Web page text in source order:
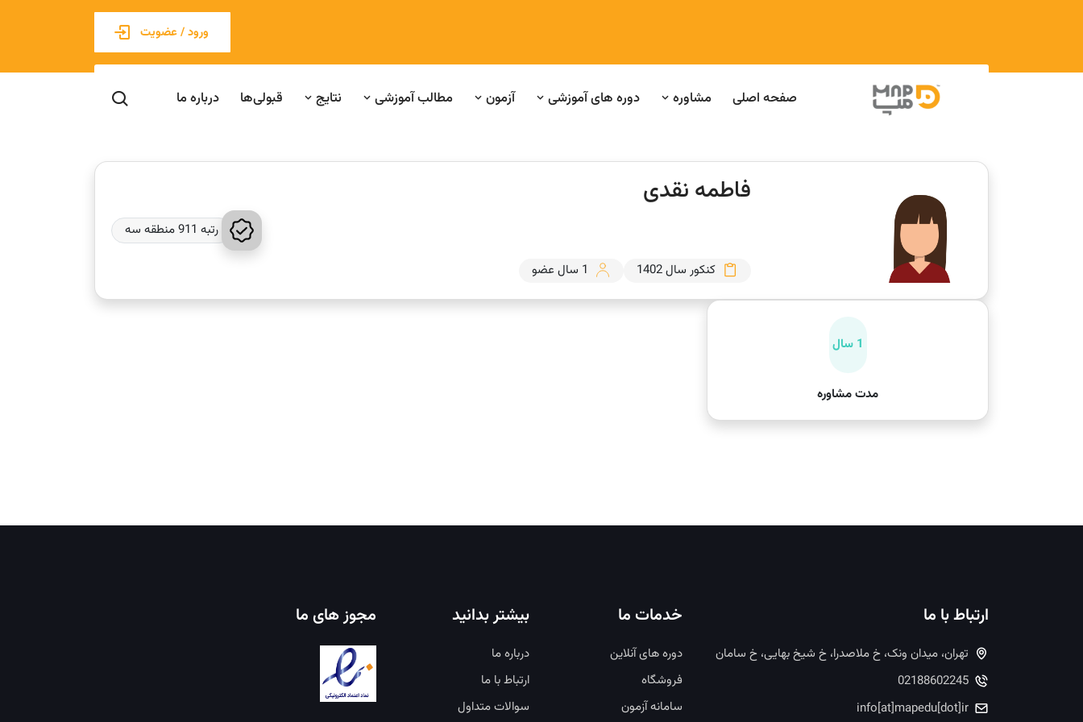
ورود / عضویت
صفحه اصلی مشاوره دوره های آموزشی آزمون مطالب آموزشی نتایج قبولی‌ها درباره ما
فاطمه نقدی
کنکور سال 1402 1 سال عضو
رتبه 911 منطقه سه
1 سال
مدت مشاوره
ارتباط با ما
تهران، میدان ونک، خ ملاصدرا، خ شیخ بهایی، خ سامان
02188602245
info[at]mapedu[dot]ir
خدمات ما
دوره های آنلاین
فروشگاه
سامانه آزمون
بیشتر بدانید
درباره ما
ارتباط با ما
سوالات متداول
مجوز های ما